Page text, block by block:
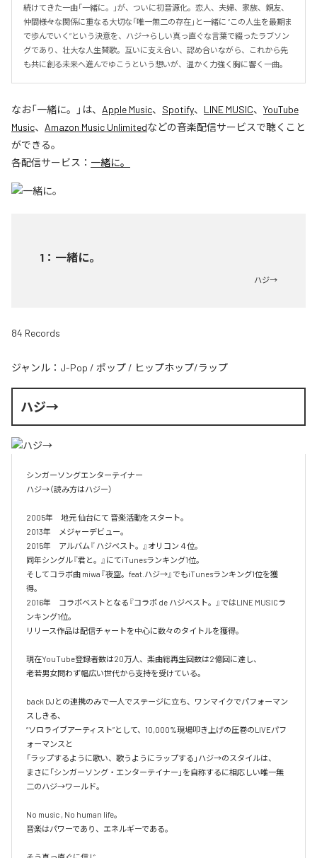
続けてきた一曲「一緒に。」が、ついに初音源化。恋人、夫婦、家族、親友、
仲間――様々な関係に重なる大切な「唯一無二の存在」と一緒に “この人生を最期ま
で歩んでいく”という決意を、ハジ→らしい真っ直ぐな言葉で綴ったラブソン
グであり、壮大な人生賛歌。互いに支え合い、認め合いながら、これから先
も共に創る未来へ進んでゆこうという想いが、温かく力強く胸に響く一曲。
なお「一緒に。 」は、 Apple Music、 Spotify、 LINE MUSIC、 YouTube
Music、 Amazon Music Unlimitedなどの音楽配信サービスで聴くこと
ができる。
各配信サービス： 一緒に。
1 ： 一緒に。
ハジ→
84 Records
ジャンル： J-Pop / ポップ / ヒップホップ/ラップ
ハジ→
シンガーソングエンターテイナー
ハジ→（読み方はハジー）
2005年　地元 仙台にて 音楽活動をスタート。
2013年　メジャーデビュー。
2015年　アルバム『 ハジベスト。』オリコン４位。
同年シングル『君と。』にてiTunesランキング1位。
そしてコラボ曲 miwa『夜空。feat.ハジ→』でもiTunesランキング1位を獲
得。
2016年　コラボベストとなる『コラボ de ハジベスト。』ではLINE MUSICラ
ンキング1位。
リリース作品は配信チャートを中心に数々のタイトルを獲得。
現在YouTube登録者数は20万人、楽曲総再生回数は2億回に達し、
老若男女問わず幅広い世代から支持を受けている。
back DJとの連携のみで一人でステージに立ち、ワンマイクでパフォーマン
スしきる、
“ソロライブアーティスト”として、10,000%現場叩き上げの圧巻のLIVEパフ
ォーマンスと
「ラップするように歌い、歌うようにラップする」ハジ→のスタイルは、
まさに「シンガーソング・エンターテイナー」を自称するに相応しい唯一無
二のハジ→ワールド。
No music , No human life。
音楽はパワーであり、エネルギーである。